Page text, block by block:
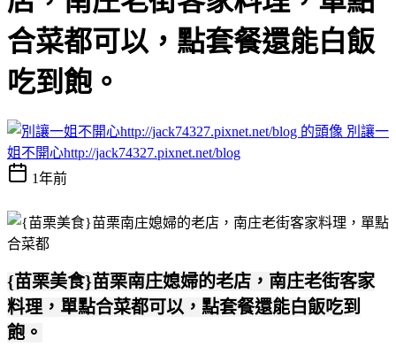
合菜都可以，點套餐還能白飯
吃到飽。
別讓一
姐不開心http://jack74327.pixnet.net/blog
1年前
{苗栗美食}苗栗南庄媳婦的老店，南庄老街客家
料理，單點合菜都可以，點套餐還能白飯吃到
飽。